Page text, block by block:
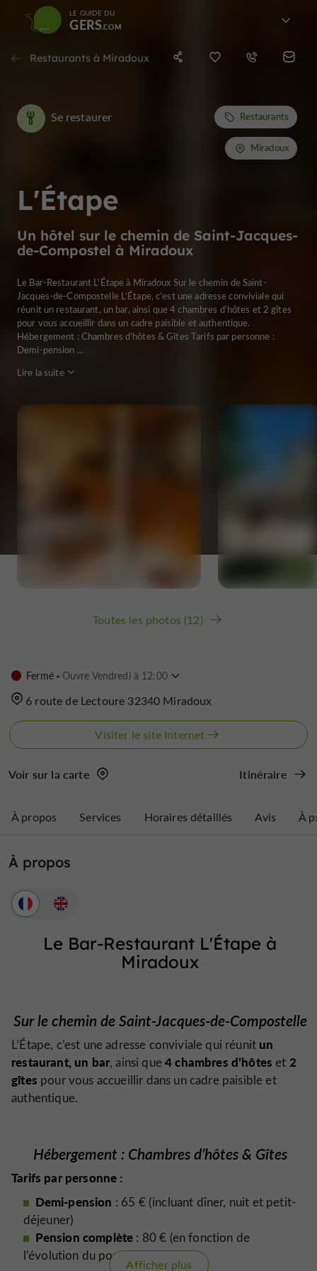
LE GUIDE DU
GERS
Restaurants à Miradoux
L'Étape
Un hôtel sur le chemin de Saint-Jacques-
de-Compostel à Miradoux
Se restaurer Restaurants
Miradoux
Le Bar-Restaurant L'Étape à Miradoux Sur le chemin de Saint-
Jacques-de-Compostelle L’Étape, c’est une adresse conviviale qui
réunit un restaurant, un bar, ainsi que 4 chambres d’hôtes et 2 gîtes
pour vous accueillir dans un cadre paisible et authentique.
Hébergement : Chambres d’hôtes & Gîtes Tarifs par personne :
Demi-pension ...
Lire la suite
Toutes les photos (12)
Fermé Ouvre Vendredi à 12:00
6 route de Lectoure 32340 Miradoux
Visiter le site Internet
Voir sur la carte Itinéraire
À propos Services Horaires détaillés Avis À
À propos
Le Bar-Restaurant L'Étape à
Miradoux
Sur le chemin de Saint-Jacques-de-Compostelle
L’Étape, c’est une adresse conviviale qui réunit un
restaurant, un bar, ainsi que4 chambres d’hôtes et 2
gîtes pour vous accueillir dans un cadre paisible et
authentique.
Hébergement : Chambres d’hôtes & Gîtes
Tarifs par personne :
Demi-pension : 65 € (incluant dîner, nuit et petit-
déjeuner)
Pension complète : 80 € (en fonction de
l’évolution du pouvoir d’achat)
Afficher plus